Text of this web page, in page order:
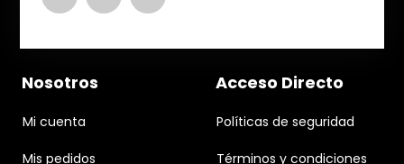
Nosotros
Mi cuenta
Mis pedidos
Acceso Directo
Políticas de seguridad
Términos y condiciones